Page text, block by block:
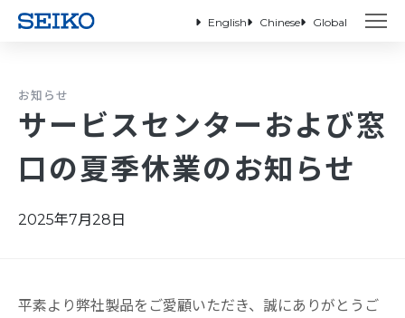
English Chinese Global
お知らせ
サービスセンターおよび窓
口の夏季休業のお知らせ
2025年7月28日
平素より弊社製品をご愛顧いただき、誠にありがとうご